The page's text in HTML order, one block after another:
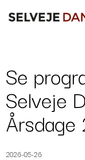
Se
Selveje
2026-05-26